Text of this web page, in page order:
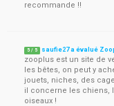
recommande !!
5 / 5 saufie27 a évalué
zooplus est un site de
les bêtes, on peut y
jouets, niches, des
il concerne les chiens,
oiseaux !